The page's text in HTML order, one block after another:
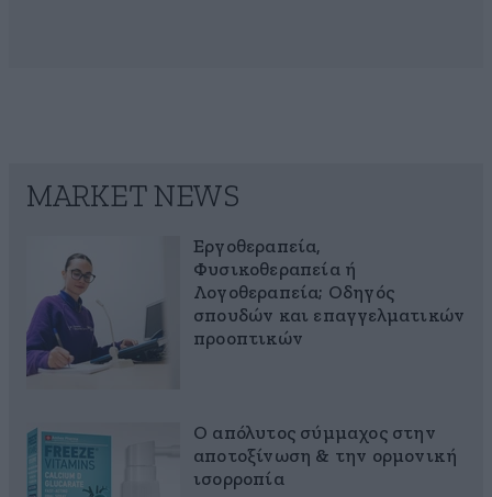
MARKET NEWS
Εργοθεραπεία,
Φυσικοθεραπεία ή
Λογοθεραπεία; Οδηγός
σπουδών και επαγγελματικών
προοπτικών
Ο απόλυτος σύμμαχος στην
αποτοξίνωση & την ορμονική
ισορροπία